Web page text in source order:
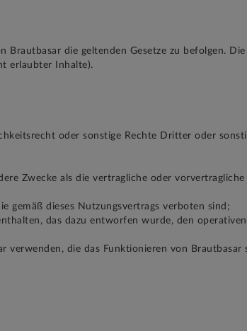
die geltenden Gesetze zu befolgen.
erlaubter Inhalte).
oder sonstige Rechte Dritter oder
Zwecke als die vertragliche oder
gemäß dieses Nutzungsvertrags verboten sind;
das dazu entworfen wurde, den
die das Funktionieren von Brautbasar